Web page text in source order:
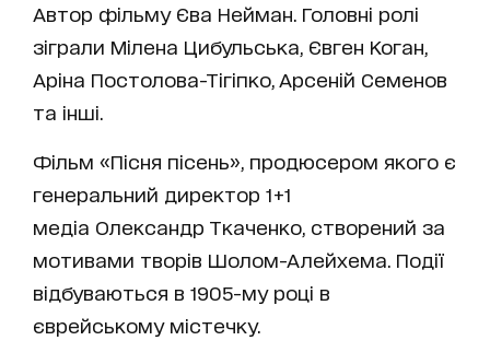
Автор фільму Єва Нейман. Головні ролі
зіграли Мілена Цибульська, Євген Коган,
Аріна Постолова-Тігіпко, Арсеній Семенов
та інші.
Фільм «Пісня пісень», продюсером якого є
генеральний директор 1+1
медіа Олександр Ткаченко, створений за
мотивами творів Шолом-Алейхема. Події
відбуваються в 1905-му році в
єврейському містечку.